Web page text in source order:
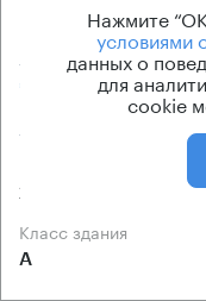
Москва, улица
Парк Победы →
2652 кв.м
Класс здания
А
Нажмите
условиями
данных о
для
cookie